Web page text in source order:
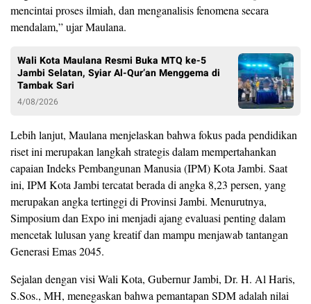
mencintai proses ilmiah, dan menganalisis fenomena secara
mendalam,” ujar Maulana.
Wali Kota Maulana Resmi Buka MTQ ke-5
Jambi Selatan, Syiar Al-Qur’an Menggema di
Tambak Sari
4/08/2026
Lebih lanjut, Maulana menjelaskan bahwa fokus pada pendidikan
riset ini merupakan langkah strategis dalam mempertahankan
capaian Indeks Pembangunan Manusia (IPM) Kota Jambi. Saat
ini, IPM Kota Jambi tercatat berada di angka 8,23 persen, yang
merupakan angka tertinggi di Provinsi Jambi. Menurutnya,
Simposium dan Expo ini menjadi ajang evaluasi penting dalam
mencetak lulusan yang kreatif dan mampu menjawab tantangan
Generasi Emas 2045.
Sejalan dengan visi Wali Kota, Gubernur Jambi, Dr. H. Al Haris,
S.Sos., MH, menegaskan bahwa pemantapan SDM adalah nilai